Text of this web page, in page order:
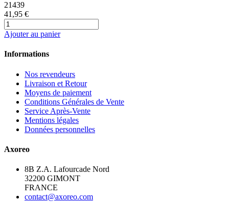
21439
41,95 €
Ajouter au panier
Informations
Nos revendeurs
Livraison et Retour
Moyens de paiement
Conditions Générales de Vente
Service Après-Vente
Mentions légales
Données personnelles
Axoreo
8B Z.A. Lafourcade Nord
32200 GIMONT
FRANCE
contact@axoreo.com